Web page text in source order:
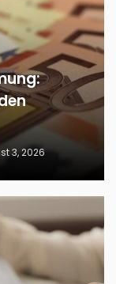
3, 2026